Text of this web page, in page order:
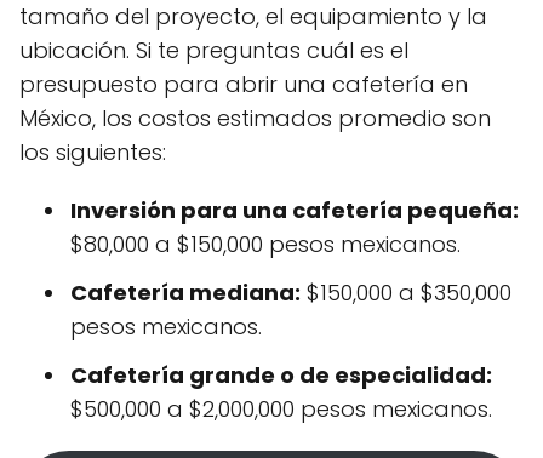
tamaño del proyecto, el equipamiento y la
ubicación. Si te preguntas cuál es el
presupuesto para abrir una cafetería en
México, los costos estimados promedio son
los siguientes:
Inversión para una cafetería pequeña:
$80,000 a $150,000 pesos mexicanos.
Cafetería mediana: $150,000 a $350,000
pesos mexicanos.
Cafetería grande o de especialidad:
$500,000 a $2,000,000 pesos mexicanos.